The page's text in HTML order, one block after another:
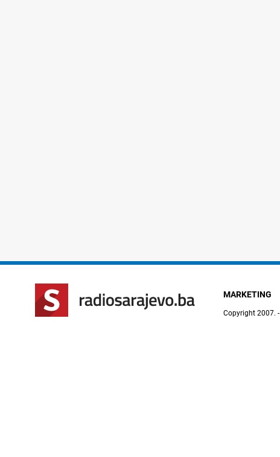
MARKETING
Copyright 2007.